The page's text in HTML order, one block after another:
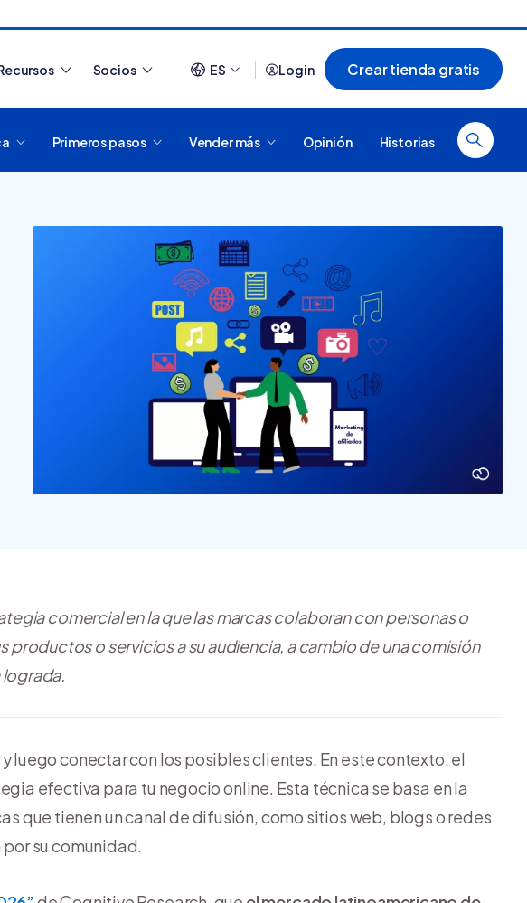
¿Cómo es comprar en
Tiendanube? Conocé
Nube para vender más
20 tiendas online
argentinas creadas con
Tiendanube
Socios ES Login Crear tienda gratis
Primeros pasos Vender más Opinión Historias
comercial en la que las marcas colaboran con personas o
productos o servicios a su audiencia, a cambio de una comisión
luego conectar con los posibles clientes. En este contexto, el
efectiva para tu negocio online. Esta técnica se basa en la
que tienen un canal de difusión, como sitios web, blogs o redes
su comunidad.